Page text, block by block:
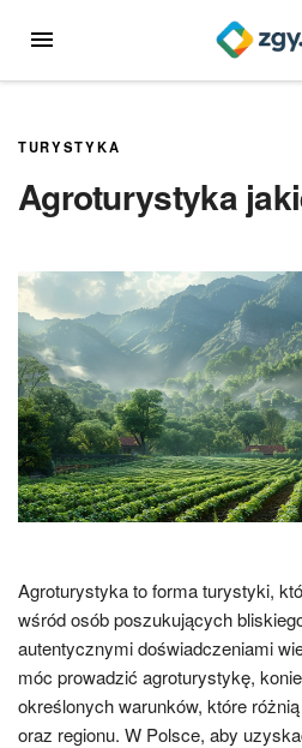
MENU
TURYSTYKA
Agroturystyka
Agroturystyka to forma turystyki,
wśród osób poszukujących
autentycznymi doświadczeniami
móc prowadzić agroturystykę,
określonych warunków, które
oraz regionu. W Polsce, aby